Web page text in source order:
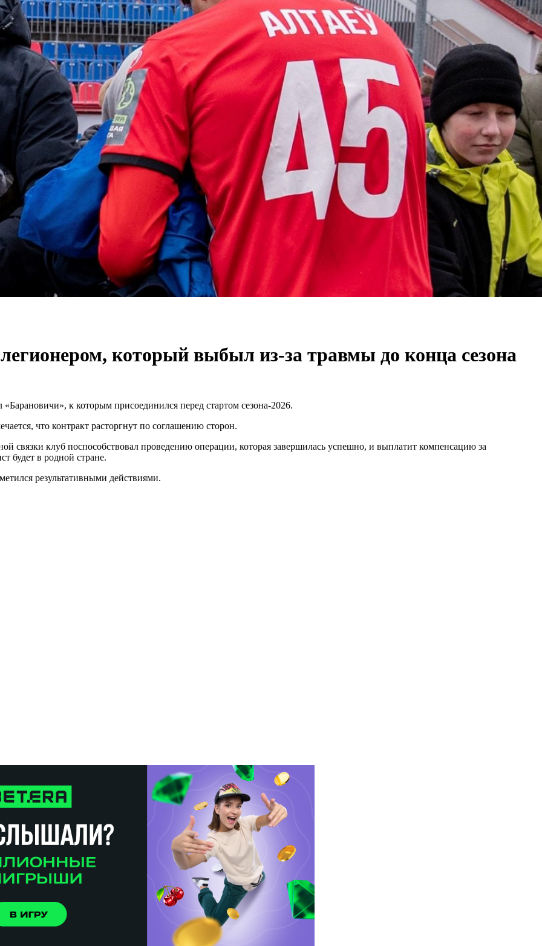
который выбыл из-за травмы до конца сезона
к которым присоединился перед стартом сезона-2026.
что контракт расторгнут по соглашению сторон.
связки клуб поспособствовал проведению операции, которая завершилась успешно, и выплатит компенсацию за
будет в родной стране.
результативными действиями.